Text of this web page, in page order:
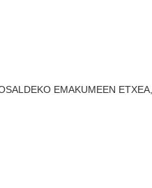
EMAKUMEEN ETXEA,